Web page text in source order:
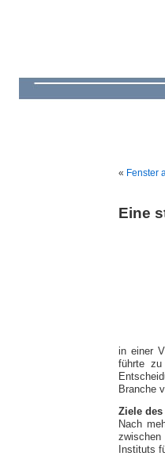
« Fenster
Eine
in einer
führte zu
Branche
Ziele des
Nach
Instituts